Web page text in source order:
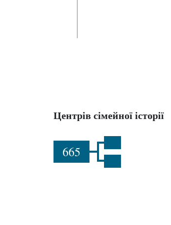
Центрів сімейної історії
665